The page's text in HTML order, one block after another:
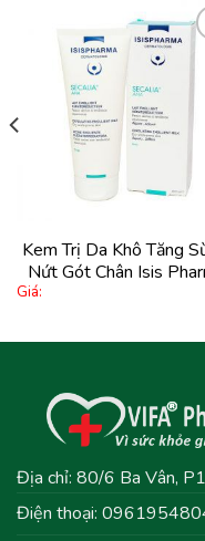
Kem Trị Da Khô Tăng
Nứt Gót Chân Isis
Giá:
Địa chỉ: 80/6 Ba Vân,
Điện thoại: